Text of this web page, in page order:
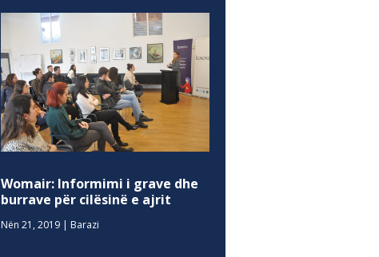
Womair: Informimi i grave dhe
burrave për cilësinë e ajrit
Nën 21, 2019 | Barazi